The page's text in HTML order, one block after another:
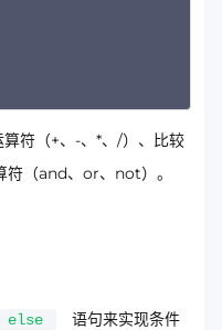
符（+、-、*、/）、比较
符（and、or、not）。
else
语句来实现条件